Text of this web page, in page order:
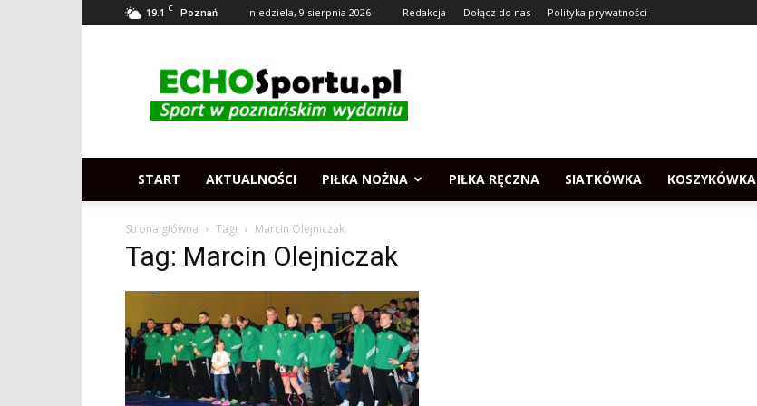
19.1 C Poznań niedziela, 9 sierpnia 2026 Redakcja Dołącz do nas Polityka prywatności
–
Sport
w
START AKTUALNOŚCI PIŁKA NOŻNA PIŁKA RĘCZNA SIATKÓWKA KOSZYKÓWKA
Strona główna Tagi Marcin Olejniczak
Tag: Marcin Olejniczak